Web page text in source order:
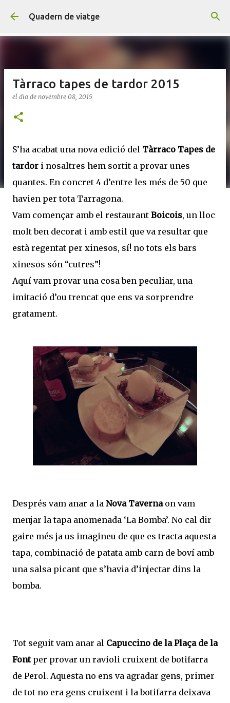
Salta al contingut principal
Quadern de viatge
Tàrraco tapes de tardor 2015
el dia de novembre 08, 2015
S’ha acabat una nova edició del Tàrraco Tapes de
tardor i nosaltres hem sortit a provar unes
quantes. En concret 4 d’entre les més de 50 que
havien per tota Tarragona.
Vam començar amb el restaurant Boicois, un lloc
molt ben decorat i amb estil que va resultar que
està regentat per xinesos, sí! no tots els bars
xinesos són “cutres”!
Aquí vam provar una cosa ben peculiar, una
imitació d’ou trencat que ens va sorprendre
gratament.
Després vam anar a la Nova Tavernaon vam
menjar la tapa anomenada ‘La Bomba’. No cal dir
gaire més ja us imagineu de que es tracta aquesta
tapa, combinació de patata amb carn de boví amb
una salsa picant que s’havia d’injectar dins la
bomba.
Tot seguit vam anar al Capuccino de la Plaça de la
Font per provar un ravioli cruixent de botifarra
de Perol. Aquesta no ens va agradar gens, primer
de tot no era gens cruixent i la botifarra deixava